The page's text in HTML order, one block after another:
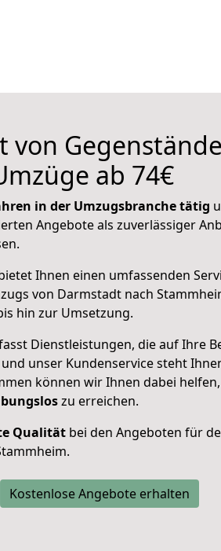
von
ab 74€
in der Umzugsbranche tätig
Angebote als zuverlässiger
Ihnen einen umfassenden
von Darmstadt nach
hin zur Umsetzung.
Dienstleistungen, die auf Ihre
unser Kundenservice steht
können wir Ihnen dabei
zu erreichen.
Qualität bei den Angeboten für
Kostenlose Angebote erhalten